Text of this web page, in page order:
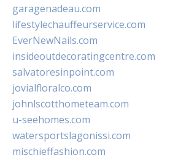
garagenadeau.com
lifestylechauffeurservice.com
EverNewNails.com
insideoutdecoratingcentre.com
salvatoresinpoint.com
jovialfloralco.com
johnlscotthometeam.com
u-seehomes.com
watersportslagonissi.com
mischieffashion.com